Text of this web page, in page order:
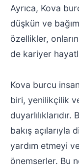
Ayrıca, Kova
düşkün ve
özellikler,
de kariyer
Kova burcu
biri, yenilikçilik
duyarlılıklarıdır.
bakış açılarıyla
yardım etmeyi
önemserler. Bu